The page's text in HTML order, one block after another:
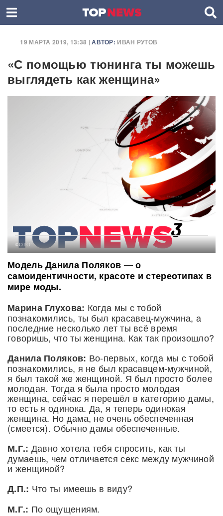
19 МАРТА 2019, 13:38 |АВТОР: ИВАН РУТОВ
«С помощью тюнинга ты можешь
выглядеть как женщина»
ФОТО:
Модель Данила Поляков — о
самоидентичности, красоте и стереотипах в
мире моды.
Марина Глухова: Когда мы с тобой
познакомились, ты был красавец-мужчина, а
последние несколько лет ты всё время
говоришь, что ты женщина. Как так произошло?
Данила Поляков: Во‑первых, когда мы с тобой
познакомились, я не был красавцем-мужчиной,
я был такой же женщиной. Я был просто более
молодая. Тогда я была просто молодая
женщина, сейчас я перешёл в категорию дамы,
то есть я одинока. Да, я теперь одинокая
женщина. Но дама, не очень обеспеченная
(смеется). Обычно дамы обеспеченные.
М.Г.: Давно хотела тебя спросить, как ты
думаешь, чем отличается секс между мужчиной
и женщиной?
Д.П.: Что ты имеешь в виду?
М.Г.: По ощущениям.